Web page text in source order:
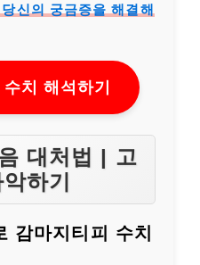
신의 궁금증을 해결해
치 해석하기
대처법 | 고
하기
감마지티피 수치